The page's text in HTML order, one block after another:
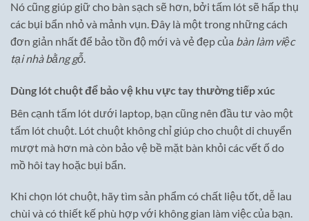
Nó cũng giúp giữ cho bàn sạch sẽ hơn, bởi tấm lót sẽ hấp thụ
các bụi bẩn nhỏ và mảnh vụn. Đây là một trong những cách
đơn giản nhất để bảo tồn độ mới và vẻ đẹp của bàn làm việc
tại nhà bằng gỗ.
Dùng lót chuột để bảo vệ khu vực tay thường tiếp xúc
Bên cạnh tấm lót dưới laptop, bạn cũng nên đầu tư vào một
tấm lót chuột. Lót chuột không chỉ giúp cho chuột di chuyển
mượt mà hơn mà còn bảo vệ bề mặt bàn khỏi các vết ố do
mồ hôi tay hoặc bụi bẩn.
Khi chọn lót chuột, hãy tìm sản phẩm có chất liệu tốt, dễ lau
chùi và có thiết kế phù hợp với không gian làm việc của bạn.